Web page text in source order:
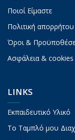
Ποιοί Είμαστε
Πολιτική απορρήτου
Όροι &
Ασφάλεια & cookies
LINKS
Εκπαιδευτικό Υλικό
To Ταμπλό μου